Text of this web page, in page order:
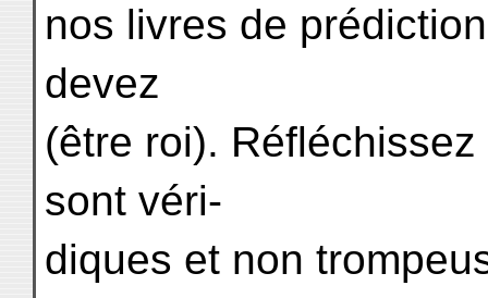
nos livres de
devez
(être roi).
sont véri-
diques et non